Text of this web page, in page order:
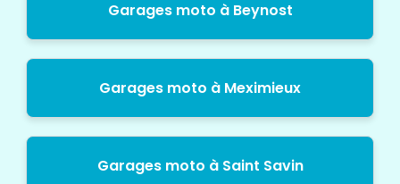
Garages moto à Beynost
Garages moto à Meximieux
Garages moto à Saint Savin